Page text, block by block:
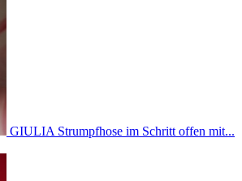
GIULIA Strumpfhose im Schritt offen mit...